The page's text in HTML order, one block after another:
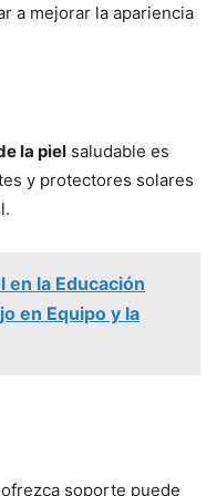
a mejorar la apariencia
la piel saludable es
y protectores solares
en la Educación
en Equipo y la
soporte puede